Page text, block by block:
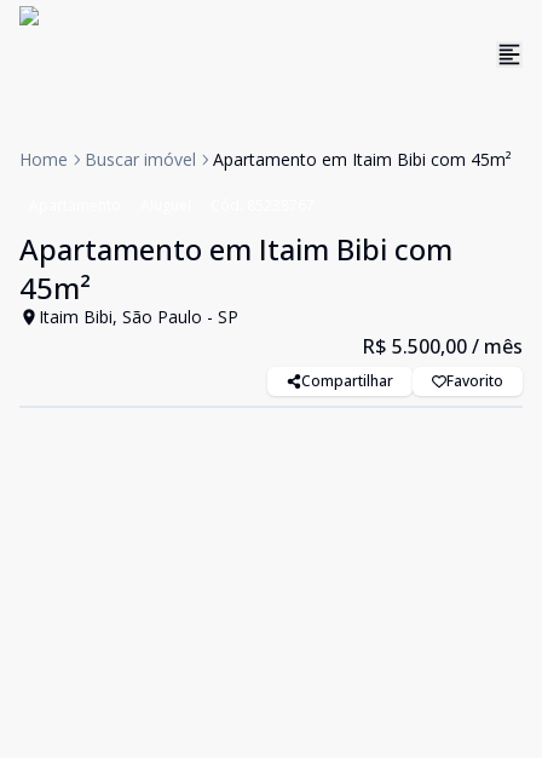
Home Buscar imóvel Apartamento em Itaim Bibi com 45m²
Apartamento em Itaim Bibi com
45m²
Itaim Bibi, São Paulo - SP
R$ 5.500,00/ mês
Compartilhar Favorito